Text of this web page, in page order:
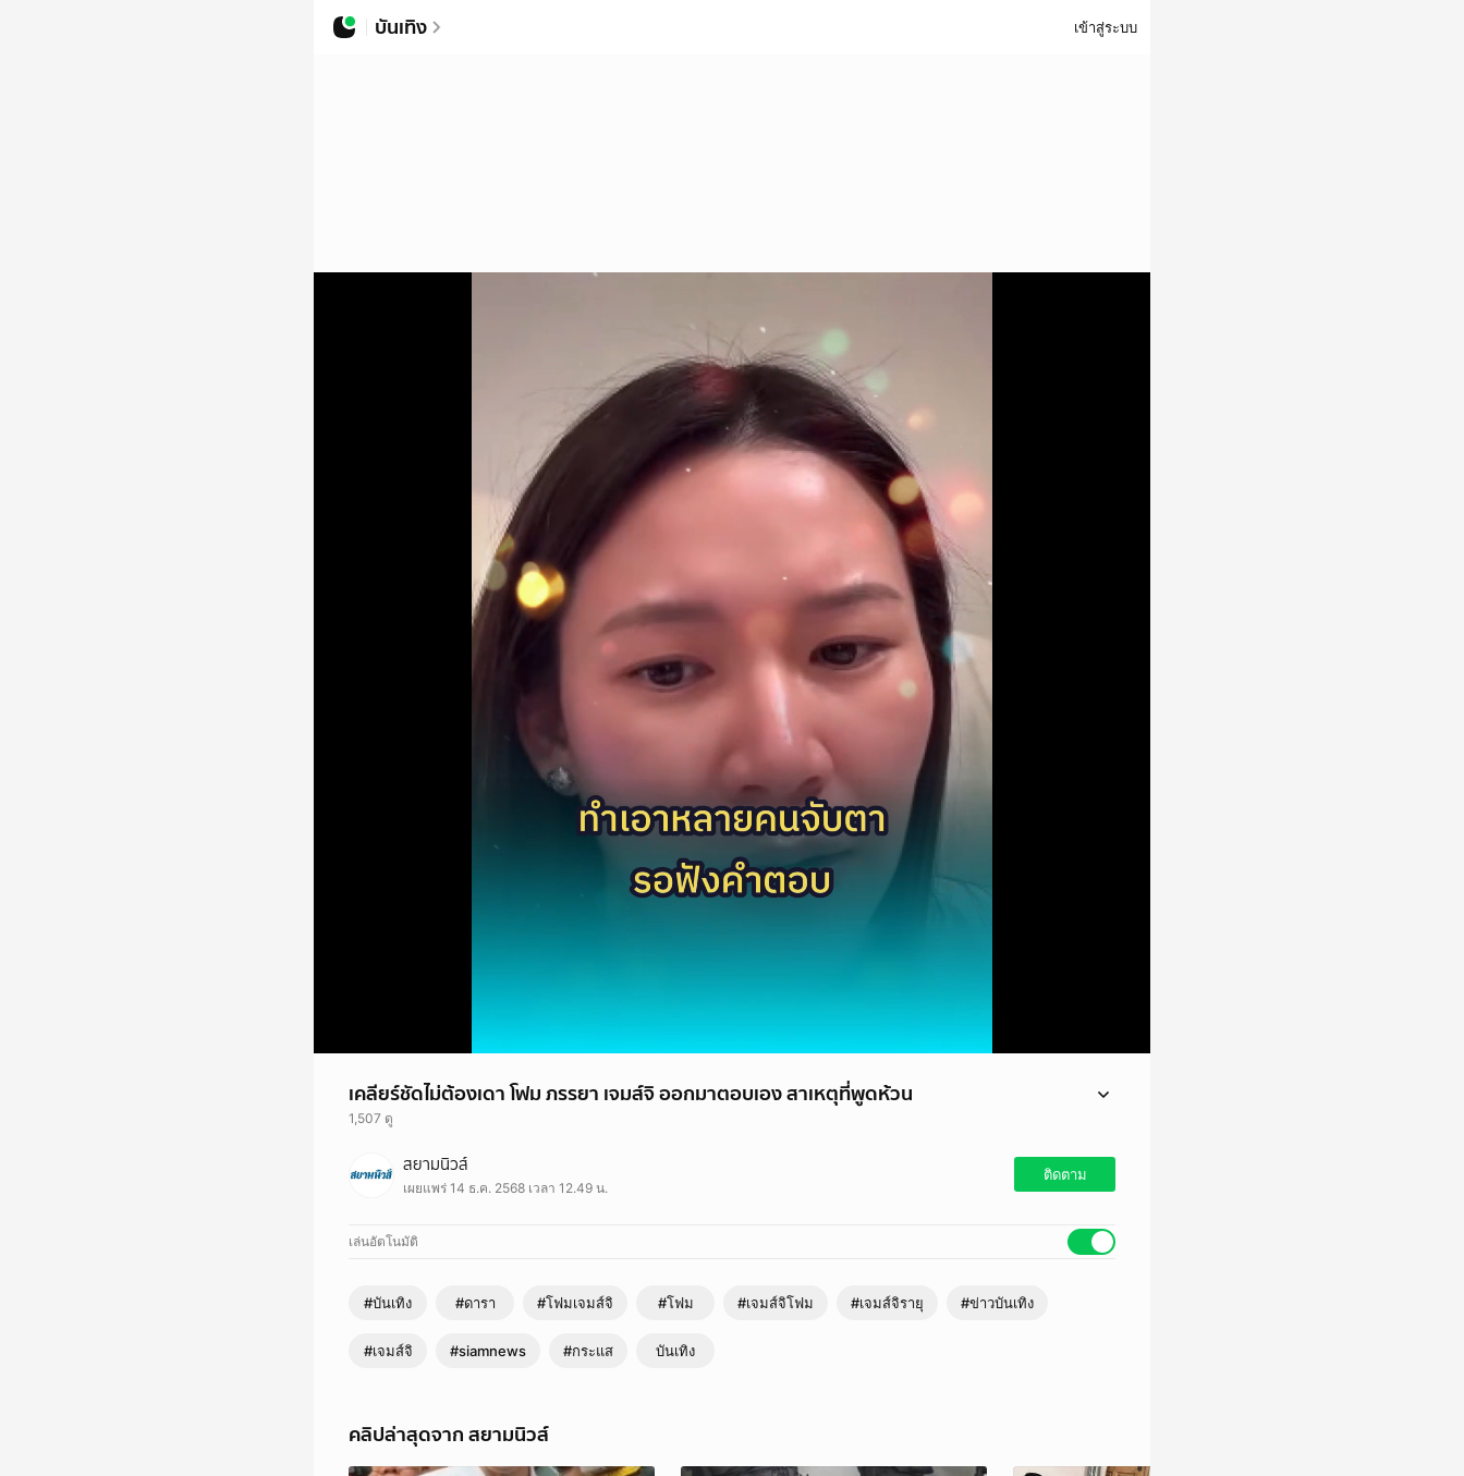
บันเทิง เข้าสู่ระบบ
เคลียร์ชัดไม่ต้องเดา โฟม ภรรยา เจมส์จิ ออกมาตอบเอง สาเหตุที่พูดห้วน
1,507 ดู
สยามนิวส์
เผยแพร่ 14 ธ.ค. 2568 เวลา 12.49 น.
ติดตาม
เล่นอัตโนมัติ
#บันเทิง #ดารา #โฟมเจมส์จิ #โฟม #เจมส์จิโฟม #เจมส์จิรายุ #ข่าวบันเทิง
#เจมส์จิ #siamnews #กระแส บันเทิง
คลิปล่าสุดจาก สยามนิวส์